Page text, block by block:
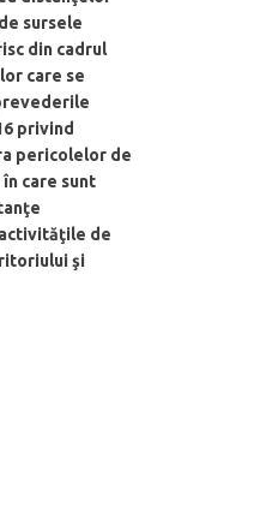
sursele
din cadrul
care se
privind
pericolelor de
care sunt
de
şi